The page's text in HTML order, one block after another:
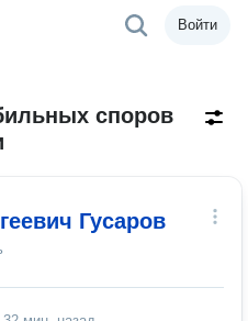
Войти
споров
Гусаров